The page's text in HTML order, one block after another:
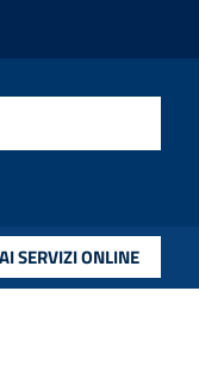
SERVIZI ONLINE